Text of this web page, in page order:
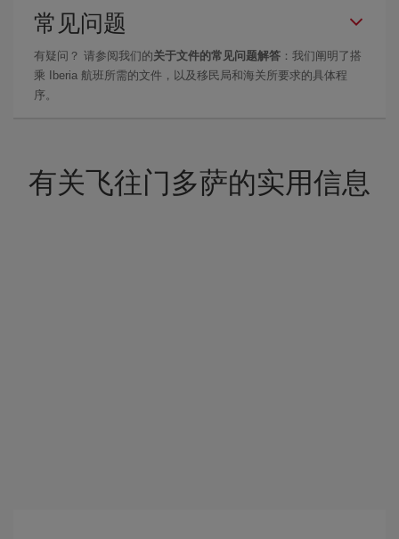
常见问题
有疑问？ 请参阅我们的关于文件的常见问题解答 ：我们阐明了搭
乘 Iberia 航班所需的文件，以及移民局和海关所要求的具体程
序。
有关飞往门多萨的实用信息